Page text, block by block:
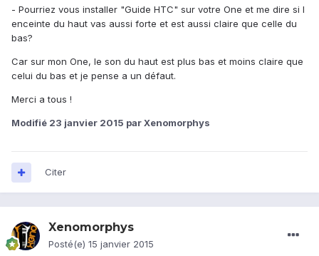
- Pourriez vous installer "Guide HTC" sur votre One et me dire si l
enceinte du haut vas aussi forte et est aussi claire que celle du
bas?
Car sur mon One, le son du haut est plus bas et moins claire que
celui du bas et je pense a un défaut.
Merci a tous !
Modifié 23 janvier 2015 par Xenomorphys
Citer
Xenomorphys
Posté(e) 15 janvier 2015